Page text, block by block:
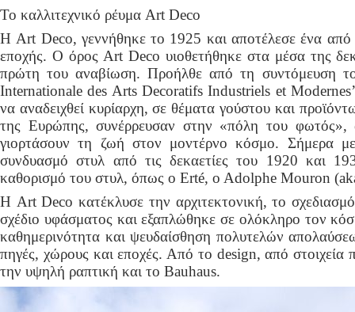
Το καλλιτεχνικό ρέυμα Art Deco
Η Art Deco, γεννήθηκε το 1925 και αποτέλεσε ένα από
εποχής. Ο όρος Art Deco υιοθετήθηκε στα μέσα της
πρώτη του αναβίωση. Προήλθε από τη συντόμευση
Internationale des Arts Decoratifs Industriels et
να αναδειχθεί κυρίαρχη, σε θέματα γούστου και
της Ευρώπης, συνέρρευσαν στην «πόλη του φωτός»,
γιορτάσουν τη ζωή στον μοντέρνο κόσμο. Σήμερα
συνδυασμό στυλ από τις δεκαετίες του 1920 και
καθορισμό του στυλ, όπως ο Erté, o Adolphe Mouron
Η Art Deco κατέκλυσε την αρχιτεκτονική, το
σχέδιο υφάσματος και εξαπλώθηκε σε ολόκληρο τον
καθημερινότητα και ψευδαίσθηση πολυτελών
πηγές, χώρους και εποχές. Από το design, από
την υψηλή ραπτική και το Bauhaus.